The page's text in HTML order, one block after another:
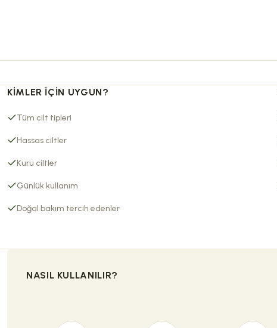
KIMLER İÇIN UYGUN?
Tüm cilt tipleri
Hassas ciltler
Kuru ciltler
Günlük kullanım
Doğal bakım tercih edenler
NASIL KULLANILIR?